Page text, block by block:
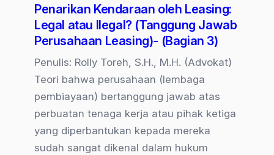
Penarikan Kendaraan oleh Leasing:
Legal atau Ilegal? (Tanggung Jawab
Perusahaan Leasing)- (Bagian 3)
Penulis: Rolly Toreh, S.H., M.H. (Advokat)
Teori bahwa perusahaan (lembaga
pembiayaan) bertanggung jawab atas
perbuatan tenaga kerja atau pihak ketiga
yang diperbantukan kepada mereka
sudah sangat dikenal dalam hukum